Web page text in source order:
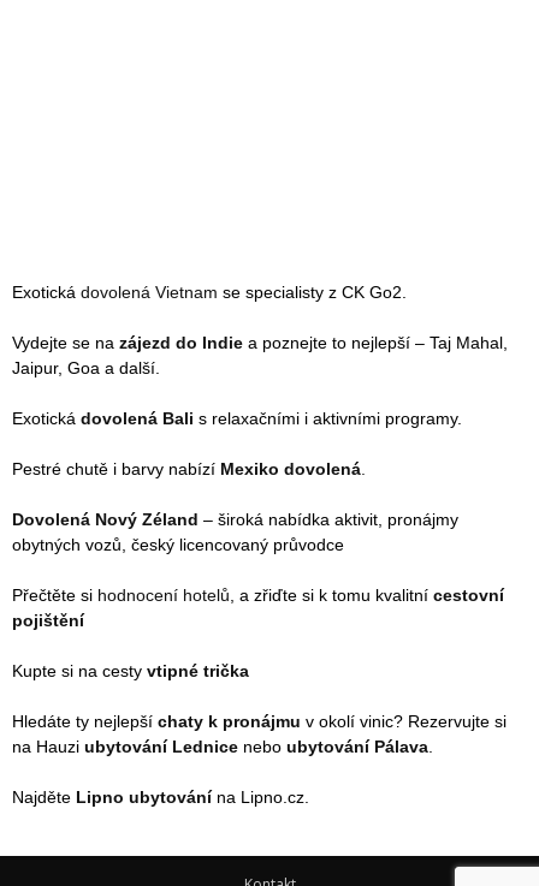
Exotická dovolená Vietnam se specialisty z CK Go2.
Vydejte se na zájezd do Indie a poznejte to nejlepší – Taj Mahal,
Jaipur, Goa a další.
Exotická dovolená Bali s relaxačními i aktivními programy.
Pestré chutě i barvy nabízí Mexiko dovolená
Dovolená Nový Zéland – široká nabídka aktivit, pronájmy
obytných vozů, český licencovaný průvodce
Přečtěte si hodnocení hotelů , a zřiďte si k tomu kvalitní cestovní
pojištění
Kupte si na cesty vtipné trička
Hledáte ty nejlepší chaty k pronájmu v okolí vinic? Rezervujte si
na Hauzi ubytování Lednice nebo ubytování Pálava
Najděte Lipno ubytovánína Lipno.cz.